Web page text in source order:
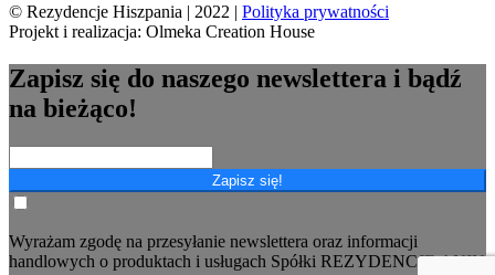
© Rezydencje Hiszpania | 2022 | Polityka prywatności
Projekt i realizacja: Olmeka Creation House
Zapisz się do naszego newslettera i bądź
na bieżąco!
Zapisz się!
Wyrażam zgodę na przesyłanie newslettera oraz informacji
handlowych o produktach i usługach Spółki REZYDENCJE ANIN